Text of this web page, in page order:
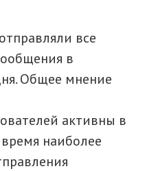
все
в
Общее мнение
активны в
наиболее